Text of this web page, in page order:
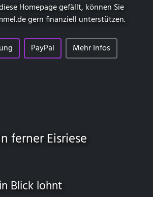
Homepage gefällt, können Sie
gern finanziell unterstützen.
PayPal Mehr Infos
ferner Eisriese
Blick lohnt